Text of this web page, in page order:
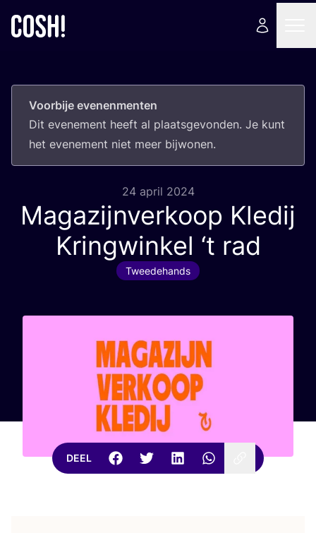
Voorbije evenenmenten
Dit eve­ne­ment heeft al plaats­ge­von­den. Je kunt
het eve­ne­ment niet meer bijwonen.
24 april 2024
Magazijnverkoop Kledij
Kringwinkel ‘t rad
Tweedehands
DEEL